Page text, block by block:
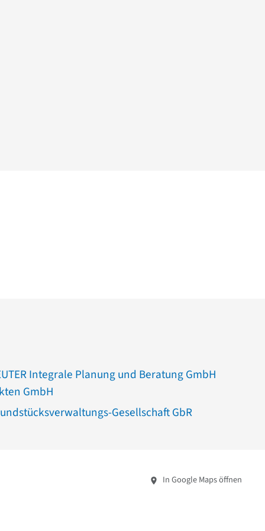
Integrale Planung und Beratung GmbH
GmbH
Gesellschaft GbR
In Google Maps öffnen